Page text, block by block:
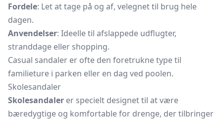
Fordele: Let at tage på og af, velegnet til brug hele
dagen.
Anvendelser: Ideelle til afslappede udflugter,
stranddage eller shopping.
Casual sandaler er ofte den foretrukne type til
familieture i parken eller en dag ved poolen.
Skolesandaler
Skolesandaler er specielt designet til at være
bæredygtige og komfortable for drenge, der tilbringer